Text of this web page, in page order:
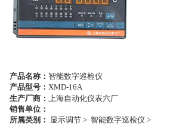
产品名称： 智能数字巡检仪
产品型号： XMD-16A
生产厂商： 上海自动化仪表六厂
销售单位：
所属类别： 显示调节 > 智能数字巡检仪 >